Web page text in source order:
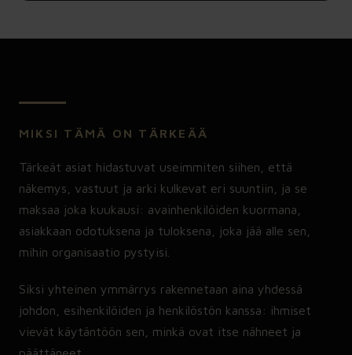
MIKSI TÄMÄ ON TÄRKEÄÄ
Tärkeät asiat hidastuvat useimmiten siihen, että
näkemys, vastuut ja arki kulkevat eri suuntiin, ja se
maksaa joka kuukausi: avainhenkilöiden kuormana,
asiakkaan odotuksena ja tuloksena, joka jää alle sen,
mihin organisaatio pystyisi.
Siksi yhteinen ymmärrys rakennetaan aina yhdessä
johdon, esihenkilöiden ja henkilöstön kanssa: ihmiset
vievät käytäntöön sen, minkä ovat itse nähneet ja